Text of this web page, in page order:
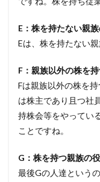
E：株を持たない親
Eは、株を持たない
F：親族以外の株を
Fは親族以外の株を
は株主であり且つ社
持株会等をやってい
ことですね。
G：株を持つ親族の
最後Gの人達という